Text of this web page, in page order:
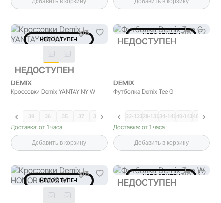
Добавить в корзину Добавить в корзину
НЕДОСТУПЕН
НЕДОСТУПЕН
DEMIX
Кроссовки Demix YANTAY NY W
39 36 35 37 37.5 38 38.5 40 41
Доставка: от 1 часа
Добавить в корзину
НЕДОСТУПЕН
НЕДОСТУПЕН
DEMIX
Футболка Demix Tee G
122-12…128-13…134-14…140-14…146-15…
Доставка: от 1 часа
Добавить в корзину
НЕДОСТУПЕН
НЕДОСТУПЕН
НЕДОСТУПЕН